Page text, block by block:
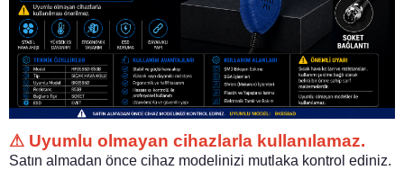
⚠ Uyumlu olmayan cihazlarla kullanılamaz.
Satın almadan önce cihaz modelinizi mutlaka kontrol ediniz.